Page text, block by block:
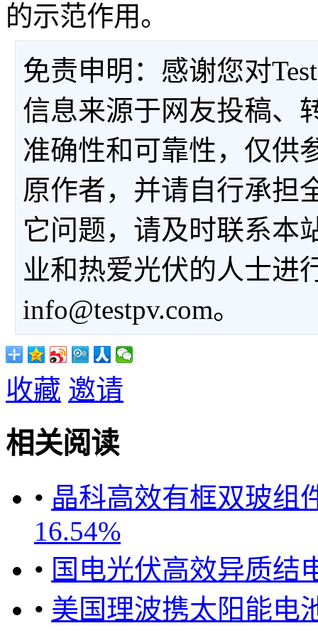
的示范作用。
免责申明：感谢您对
信息来源于网友投稿、
准确性和可靠性，仅供
原作者，并请自行承担
它问题，请及时联系本
业和热爱光伏的人士进
info@testpv.com。
收藏 邀请
相关阅读
• 晶科高效有框双玻组
16.54%
• 国电光伏高效异质结
• 美国理波携太阳能电